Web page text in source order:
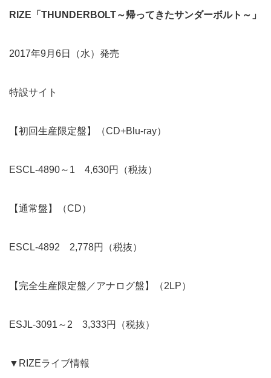
RIZE 「THUNDERBOLT～帰ってきたサンダーボルト～」
2017年9月6日（水）発売
特設サイト
【初回生産限定盤】（CD+Blu-ray）
ESCL-4890～1 4,630円（税抜）
【通常盤】（CD）
ESCL-4892 2,778円（税抜）
【完全生産限定盤／アナログ盤】（2LP）
ESJL-3091～2 3,333円（税抜）
▼RIZEライブ情報